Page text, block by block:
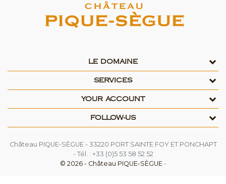
LE DOMAINE
SERVICES
YOUR ACCOUNT
FOLLOW-US
Château PIQUE-SÈGUE - 33220 PORT SAINTE FOY ET PONCHAPT
- Tél. : +33 (0)5 53 58 52 52
© 2026 - Château PIQUE-SÈGUE -